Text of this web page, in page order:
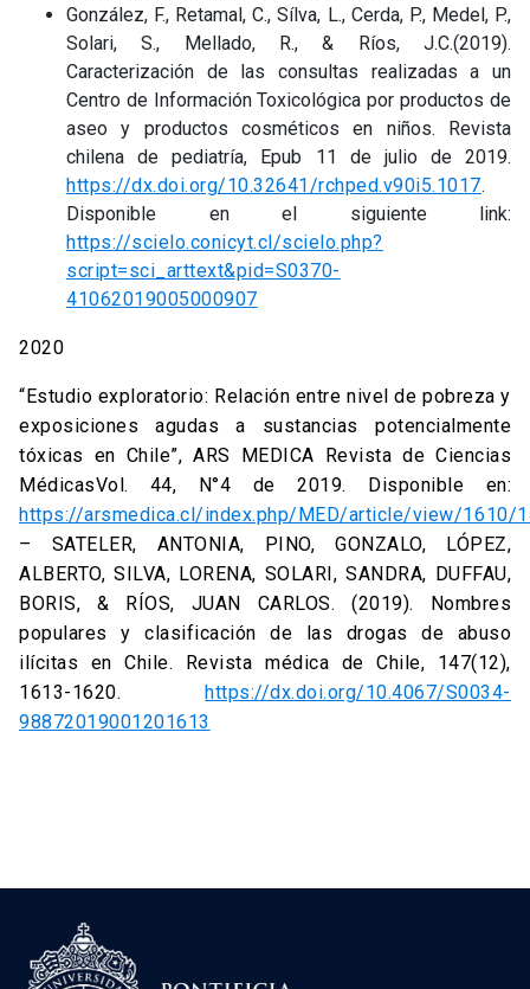
González, F., Retamal, C., Sílva, L., Cerda, P., Medel, P.,
Solari, S., Mellado, R., & Ríos, J.C.(2019).
Caracterización de las consultas realizadas a un
Centro de Información Toxicológica por productos de
aseo y productos cosméticos en niños. Revista
chilena de pediatría, Epub 11 de julio de 2019.
https://dx.doi.org/10.32641/rchped.v90i5.1017.
Disponible en el siguiente link:
https://scielo.conicyt.cl/scielo.php?
script=sci_arttext&pid=S0370-
41062019005000907
2020
“Estudio exploratorio: Relación entre nivel de pobreza y
exposiciones agudas a sustancias potencialmente
tóxicas en Chile”, ARS MEDICA Revista de Ciencias
MédicasVol. 44, N°4 de 2019. Disponible en:
https://arsmedica.cl/index.php/MED/article/view/1610/
– SATELER, ANTONIA, PINO, GONZALO, LÓPEZ,
ALBERTO, SILVA, LORENA, SOLARI, SANDRA, DUFFAU,
BORIS, & RÍOS, JUAN CARLOS. (2019). Nombres
populares y clasificación de las drogas de abuso
ilícitas en Chile. Revista médica de Chile, 147(12),
1613-1620.https://dx.doi.org/10.4067/S0034-
98872019001201613